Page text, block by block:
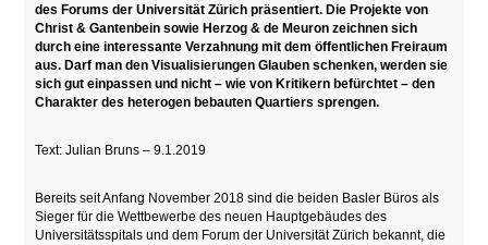
des Forums der Universität Zürich präsentiert. Die Projekte von
Christ&Gantenbein sowie Herzog & de Meuron zeichnen sich
durch eine interessante Verzahnung mit dem öffentlichen Freiraum
aus. Darf man den Visualisierungen Glauben schenken, werden sie
sich gut einpassen und nicht – wie von Kritikern befürchtet – den
Charakter des heterogen bebauten Quartiers sprengen.
Text: Julian Bruns – 9.1.2019
Bereits seit Anfang November 2018 sind die beiden Basler Büros als
Sieger für die Wettbewerbe des neuen Hauptgebäudes des
Universitätsspitals und dem Forum der Universität Zürich bekannt, die